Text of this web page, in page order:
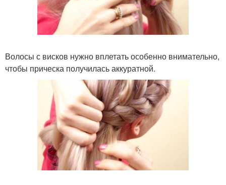
Волосы с висков нужно вплетать особенно внимательно,
чтобы прическа получилась аккуратной.